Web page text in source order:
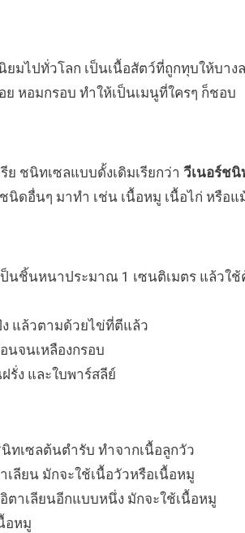
มไปทั่วโลก เป็นเนื้อสัตว์ที่ถูกทุบให้บาง
หอมกรอบ ทำให้เป็นเมนูที่ใครๆ ก็ชอบ
ชนิทเซลแบบดั้งเดิมเรียกว่า วีเนอร์ชนิ
ดอื่นๆ มาทำ เช่น เนื้อหมู เนื้อไก่ หรือแ
ป็นชิ้นหนาประมาณ 1 เซนติเมตร แล้วใ
แล้วตามด้วยไข่ที่ตีแล้ว
จนเหลืองกรอบ
รั่ง และใบพาร์สลีย์
ทเซลต้นตำรับ ทำจากเนื้อลูกวัว
ลียน มักจะใช้เนื้อวัวหรือเนื้อหมู
ตาเลียนอีกแบบหนึ่ง มักจะใช้เนื้อหมู
อหมู